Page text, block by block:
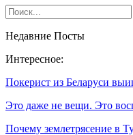
Недавние Посты
Интересное:
Покерист из Беларуси
Это даже не вещи. Это
Почему землетрясение в